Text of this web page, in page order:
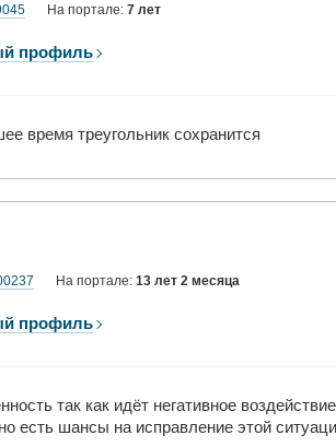
На портале: 7 лет
профиль
время треугольник сохранится
На портале: 13 лет 2 месяца
профиль
так как идёт негативное
есть шансы на исправление этой